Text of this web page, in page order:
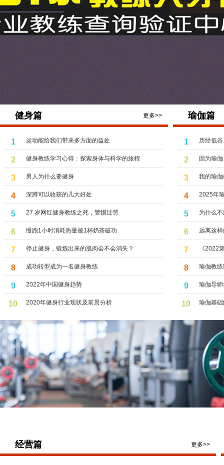
健身篇 更多>>
1 运动能给我们带来多方面的益处
2 健身教练学习心得：探索身体与科学的旅程
3 男人为什么要健身
4 深蹲可以收获的几大好处
5 27 岁网红健身教练之死，警惕过劳
6 慢跑1小时消耗热量被1杯奶茶破功
7 停止健身，锻炼出来的肌肉会不会消失？
8 成功转型成为一名健身教练
9 2022年中国健身趋势
10 2020年健身行业现状及前景分析
瑜伽篇
1 历经低
2 因为瑜
3 我的瑜
4 2025年
5 为什么
6 远离这
7 《2022
伽开启
8 瑜伽教
9 瑜伽导
10 瑜伽基
经营篇 更多>>